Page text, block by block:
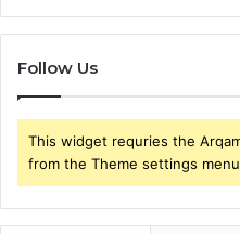
Follow Us
This widget requries the
from the Theme settings